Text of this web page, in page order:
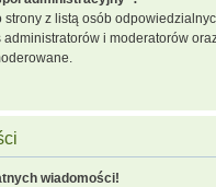
z listą osób
i moderatorów
wiadomości!